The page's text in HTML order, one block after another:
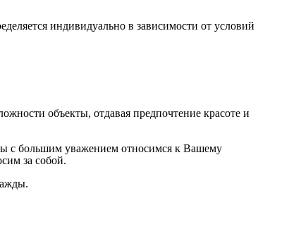
индивидуально в зависимости от условий
объекты, отдавая предпочтение красоте и
Мы с большим уважением относимся к Вашему
за собой.